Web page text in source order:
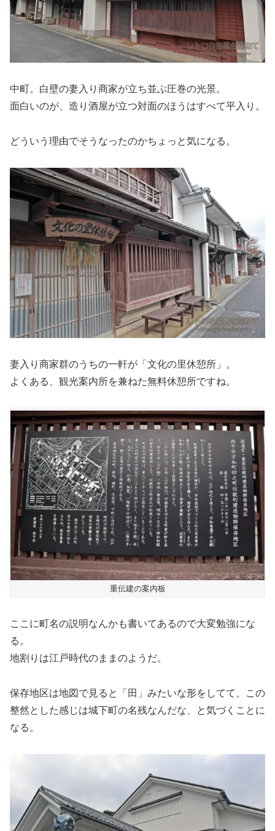
中町。白壁の妻入り商家が立ち並ぶ圧巻の光景。
面白いのが、造り酒屋が立つ対面のほうはすべて平入り。
どういう理由でそうなったのかちょっと気になる。
妻入り商家群のうちの一軒が「文化の里休憩所」。
よくある、観光案内所を兼ねた無料休憩所ですね。
重伝建の案内板
ここに町名の説明なんかも書いてあるので大変勉強にな
る。
地割りは江戸時代のままのようだ。
保存地区は地図で見ると「田」みたいな形をしてて、この
整然とした感じは城下町の名残なんだな、と気づくことに
なる。